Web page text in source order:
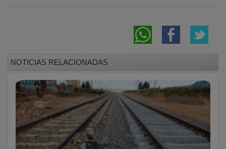
Cogolludo revive su pasado renacentista con